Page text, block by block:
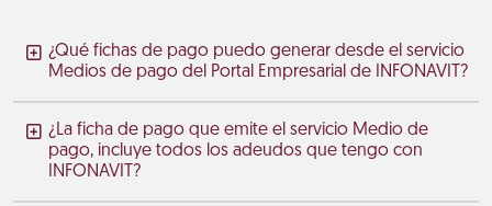
¿Qué fichas de pago puedo generar desde el servicio
Medios de pago del Portal Empresarial de INFONAVIT?
¿La ficha de pago que emite el servicio Medio de
pago, incluye todos los adeudos que tengo con
INFONAVIT?